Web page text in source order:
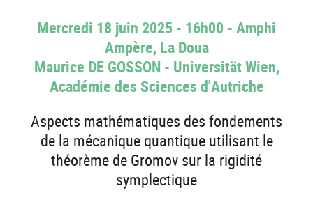
Mercredi 18 juin 2025 - 16h00 - Amphi
Ampère, La Doua
Maurice DE GOSSON - Universität Wien,
Académie des Sciences d'Autriche
Aspects mathématiques des fondements
de la mécanique quantique utilisant le
théorème de Gromov sur la rigidité
symplectique